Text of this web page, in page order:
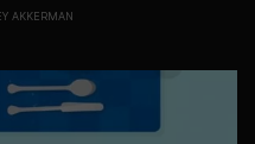
AKKERMAN